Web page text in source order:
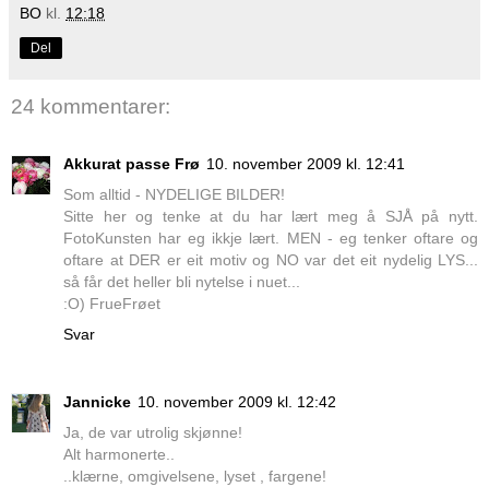
BO kl. 12:18
Del
24 kommentarer:
Akkurat passe Frø 10. november 2009 kl. 12:41
Som alltid - NYDELIGE BILDER!
Sitte her og tenke at du har lært meg å SJÅ på nytt.
FotoKunsten har eg ikkje lært. MEN - eg tenker oftare og
oftare at DER er eit motiv og NO var det eit nydelig LYS...
så får det heller bli nytelse i nuet...
:O) FrueFrøet
Svar
Jannicke 10. november 2009 kl. 12:42
Ja, de var utrolig skjønne!
Alt harmonerte..
..klærne, omgivelsene, lyset , fargene!